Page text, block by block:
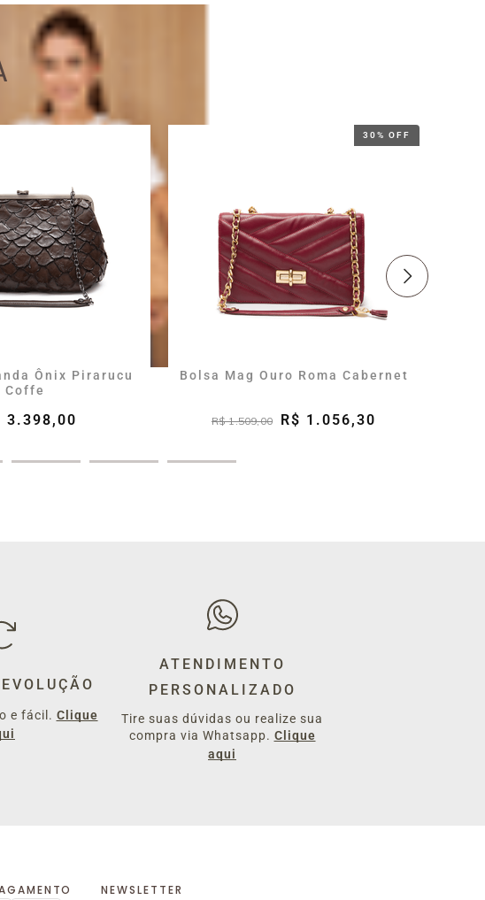
Ônix Pirarucu
Coffe
3.398,00
30% OFF
Bolsa Mag Ouro Roma Cabernet
R$ 1.509,00 R$ 1.056,30
e fácil. Clique
ATENDIMENTO
PERSONALIZADO
Tire suas dúvidas ou realize sua
compra via Whatsapp. Clique
aqui
NEWSLETTER